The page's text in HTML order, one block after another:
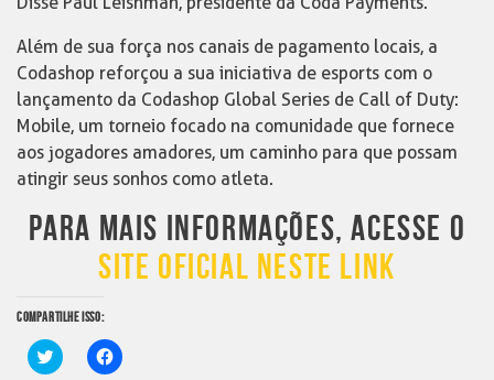
Além de sua força nos canais de pagamento locais, a
Codashop reforçou a sua iniciativa de esports com o
lançamento da Codashop Global Series de Call of Duty:
Mobile, um torneio focado na comunidade que fornece
aos jogadores amadores, um caminho para que possam
atingir seus sonhos como atleta.
PARA MAIS INFORMAÇÕES, ACESSE O
SITE OFICIAL NESTE LINK
COMPARTILHE ISSO:
Clique
para
Clique
para